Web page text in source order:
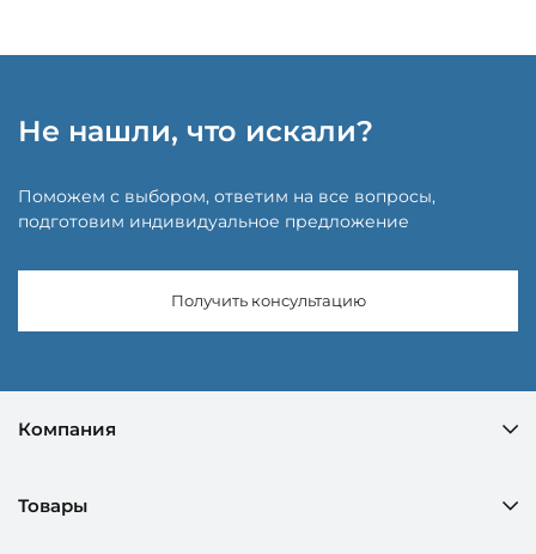
Не нашли, что искали?
Поможем с выбором, ответим на все вопросы,
подготовим индивидуальное предложение
Получить консультацию
Компания
Товары